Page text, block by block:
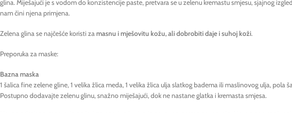
glina. Miješajući je s vodom do konzistencije paste, pretvara se u zelenu kremastu smjesu, sjajnog
nam čini njena primjena.
Zelena glina se najčešće koristi zamasnu i mješovitu kožu, ali dobrobiti daje i suhoj koži.
Preporuka za maske:
Bazna maska
1 šalica fine zelene gline, 1 velika žlica meda, 1 velika žlica ulja slatkog badema ili maslinovog ulja,
Postupno dodavajte zelenu glinu, snažno miješajući, dok ne nastane glatka i kremasta smjesa.